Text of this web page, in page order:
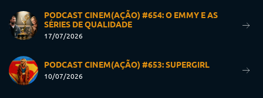
PODCAST CINEM(AÇÃO) #654: O EMMY E AS
SÉRIES DE QUALIDADE
17/07/2026
PODCAST CINEM(AÇÃO) #653: SUPERGIRL
10/07/2026